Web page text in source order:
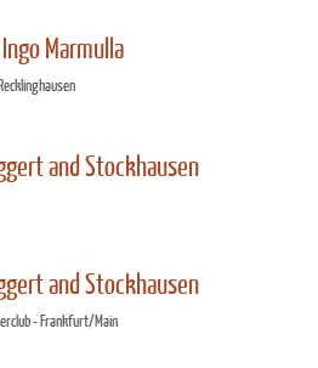
Marmulla
and Stockhausen
and Stockhausen
- Frankfurt/Main